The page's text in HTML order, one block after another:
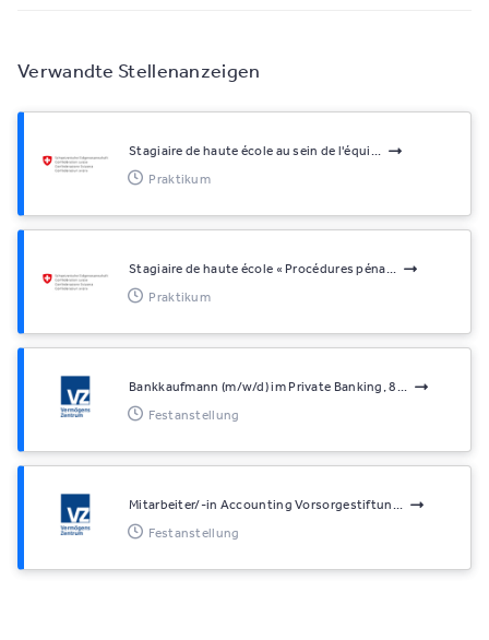
Verwandte Stellenanzeigen
Stagiaire de haute école au sein de l'équi...
Praktikum
Stagiaire de haute école « Procédures péna...
Praktikum
Bankkaufmann (m/w/d) im Private Banking, 8...
Festanstellung
Mitarbeiter/-in Accounting Vorsorgestiftun...
Festanstellung